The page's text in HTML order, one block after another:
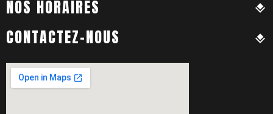
NOS HORAIRES
CONTACTEZ-NOUS